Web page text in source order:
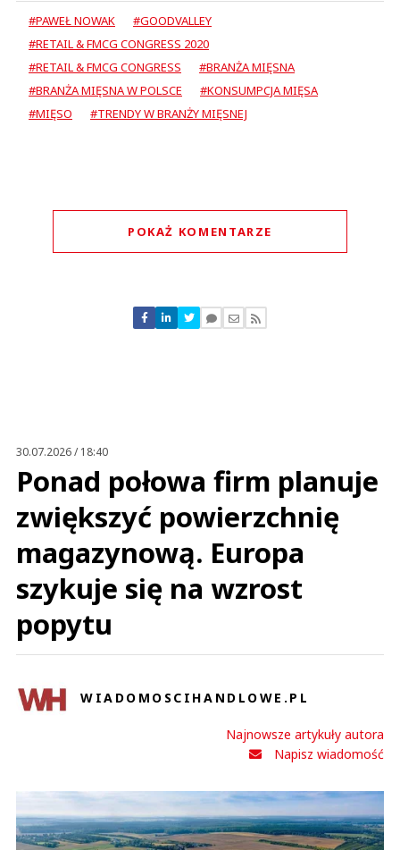
#PAWEŁ NOWAK
#GOODVALLEY
#RETAIL & FMCG CONGRESS 2020
#RETAIL & FMCG CONGRESS
#BRANŻA MIĘSNA
#BRANŻA MIĘSNA W POLSCE
#KONSUMPCJA MIĘSA
#MIĘSO
#TRENDY W BRANŻY MIĘSNEJ
POKAŻ KOMENTARZE
Nie znaleziono komentarzy
Zostaw swoje komentarze
30.07.2026 / 18:40
Ponad połowa firm planuje
zwiększyć powierzchnię
magazynową. Europa
szykuje się na wzrost
popytu
WIADOMOSCIHANDLOWE.PL
Najnowsze artykuły autora
Napisz wiadomość